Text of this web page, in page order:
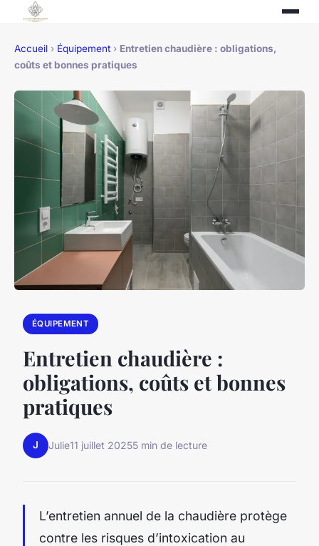
Accueil › Équipement › Entretien chaudière : obligations,
coûts et bonnes pratiques
ÉQUIPEMENT
Entretien chaudière :
obligations, coûts et bonnes
pratiques
J Julie11 juillet 20255 min de lecture
L’entretien annuel de la chaudière protège
contre les risques d’intoxication au